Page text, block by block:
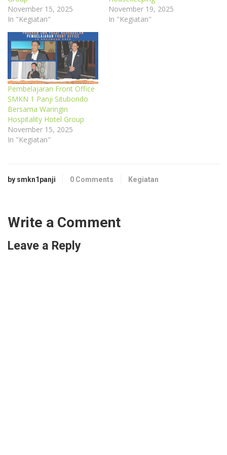
November 15, 2025
In "Kegiatan"
November 19, 2025
In "Kegiatan"
Pembelajaran Front Office
SMKN 1 Panji Situbondo
Bersama Waringin
Hospitality Hotel Group
November 15, 2025
In "Kegiatan"
by smkn1panji 0 Comments Kegiatan
Write a Comment
Leave a Reply